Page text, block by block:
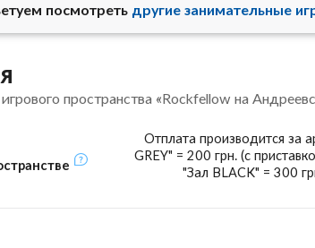
посмотреть другие занимательные
пространства «Rockfellow на
Отплата производится за
GREY" = 200 грн. (с
"Зал BLACK" = 300